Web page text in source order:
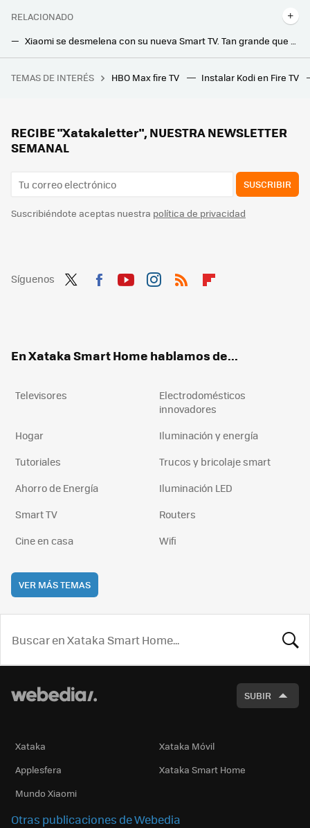
RELACIONADO
Xiaomi se desmelena con su nueva Smart TV. Tan grande que no es apta para todos los salones, lo mismo no cabe ni en el ascensor
Xiaomi presenta sus nuevos televisores para conquistar la gama media y de entrada: así son los nuevos Xiaomi TV A y A Pro
Estos auriculares Bluetooth no tienen nada que envidiarle a los AirPods Pro y ahora están a mitad de precio
TEMAS DE INTERÉS HBO Max fire TV Instalar Kodi en Fire TV
RECIBE "Xatakaletter", NUESTRA NEWSLETTER
SEMANAL
SUSCRIBIR
Suscribiéndote aceptas nuestra política de privacidad
Síguenos
En Xataka Smart Home hablamos de...
Televisores
Electrodomésticos
innovadores
Hogar
Iluminación y energía
Tutoriales
Trucos y bricolaje smart
Ahorro de Energía
Iluminación LED
Smart TV
Routers
Cine en casa
Wifi
VER MÁS TEMAS
SUBIR
Xataka
Xataka Móvil
Applesfera
Xataka Smart Home
Mundo Xiaomi
Otras publicaciones de Webedia